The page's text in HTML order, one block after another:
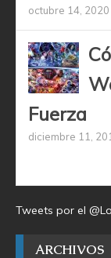
octubre 14, 2020
Fuerza
diciembre 11,
Tweets por el
ARCHIVOS